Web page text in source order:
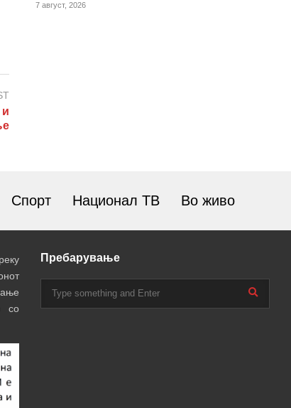
7 август, 2026
Спорт Национал ТВ Во живо
со
Пребарување